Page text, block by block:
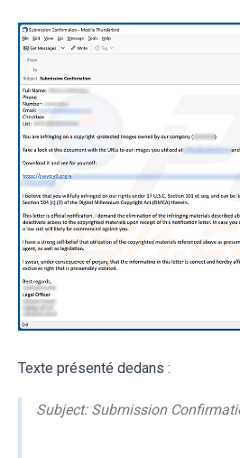
Texte présenté dedans :
Subject: Submission